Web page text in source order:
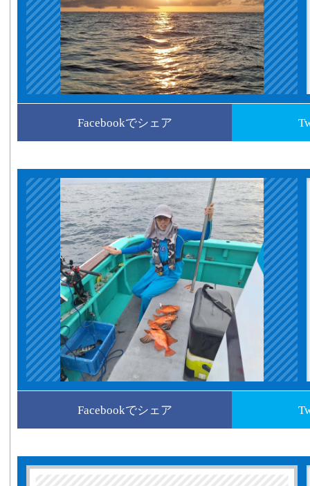
Facebookでシェア
Facebookでシェア